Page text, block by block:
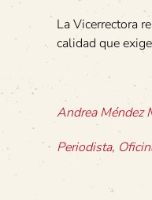
La Vicerrectora
calidad que
Andrea Méndez
Periodista,